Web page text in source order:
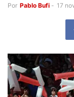
Por Pablo Bufi - 17